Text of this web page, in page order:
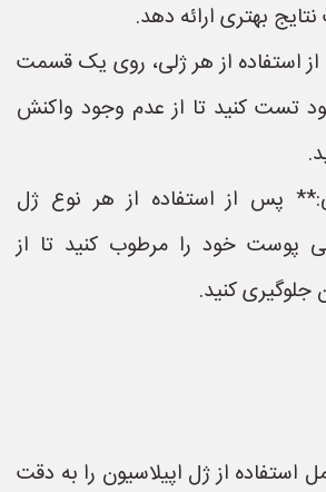
بهتری ارائه دهد.
استفاده از هر ژلی، روی یک قسمت
تست کنید تا از عدم وجود واکنش
پس از استفاده از هر نوع ژل
پوست خود را مرطوب کنید تا از
کنید.
استفاده از ژل اپیلاسیون را به دقت